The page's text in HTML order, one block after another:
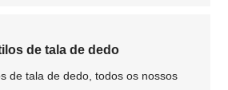
de tala de dedo
de tala de dedo, todos os nossos